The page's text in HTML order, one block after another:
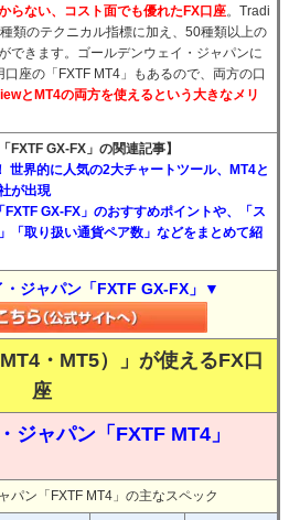
らない、コスト面でも優れたFX口座。Tradi
類のテクニカル指標に加え、50種類以上の
できます。ゴールデンウェイ・ジャパンに
座の「FXTF MT4」もあるので、両方の口
とMT4の両方を使えるという大きなメリ
FXTF GX-FX」の関連記事】
世界的に人気の2大チャートツール、MT4と
が出現
GX-FX」のおすすめポイントや、「ス
「取り扱い通貨ペア数」などをまとめて紹
ジャパン「FXTF GX-FX」▼
・MT5）」が使えるFX口
座
ジャパン「FXTF MT4」
パン「FXTF MT4」の主なスペック